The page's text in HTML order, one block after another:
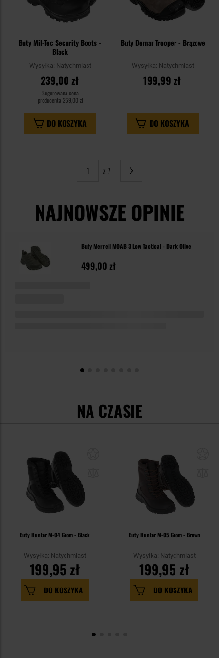
Buty Mil-Tec Security Boots -
Black
Wysyłka: Natychmiast
239,00 zł
Sugerowana cena
producenta 259,00 zł
DO KOSZYKA
Buty Demar Trooper - Brązowe
Wysyłka: Natychmiast
199,99 zł
DO KOSZYKA
z 7
Strona
Następne
NAJNOWSZE OPINIE
Buty Merrell MOAB 3 Low Tactical - Dark Olive
499,00 zł
NA CZASIE
Buty Hunter M-04 Grom - Black
Wysyłka: Natychmiast
199,95 zł
DO KOSZYKA
Buty Hunter M-05 Grom - Brown
Wysyłka: Natychmiast
199,95 zł
DO KOSZYKA